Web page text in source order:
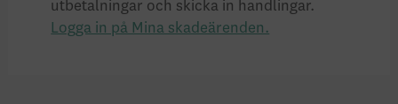
utbetalningar och skicka in handlingar.
Logga in på Mina skadeärenden.